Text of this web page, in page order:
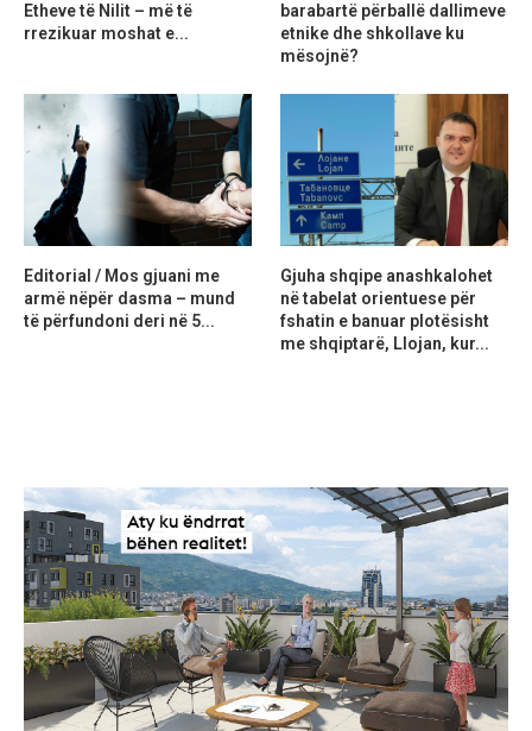
Etheve të Nilit – më të
rrezikuar moshat e...
barabartë përballë dallimeve
etnike dhe shkollave ku
mësojnë?
Editorial / Mos gjuani me
armë nëpër dasma – mund
të përfundoni deri në 5...
Gjuha shqipe anashkalohet
në tabelat orientuese për
fshatin e banuar plotësisht
me shqiptarë, Llojan, kur...